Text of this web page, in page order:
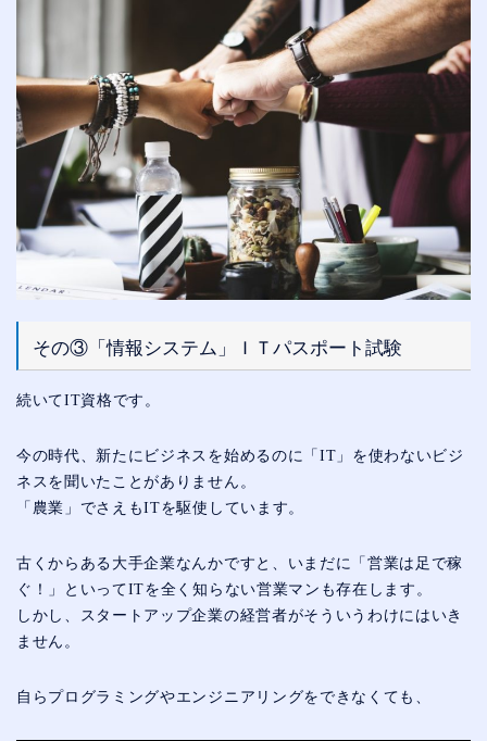
その③「情報システム」ＩＴパスポート試験
続いてIT資格です。
今の時代、新たにビジネスを始めるのに「IT」を使わないビジ
ネスを聞いたことがありません。
「農業」でさえもITを駆使しています。
古くからある大手企業なんかですと、いまだに「営業は足で稼
ぐ！」といってITを全く知らない営業マンも存在します。
しかし、スタートアップ企業の経営者がそういうわけにはいき
ません。
自らプログラミングやエンジニアリングをできなくても、